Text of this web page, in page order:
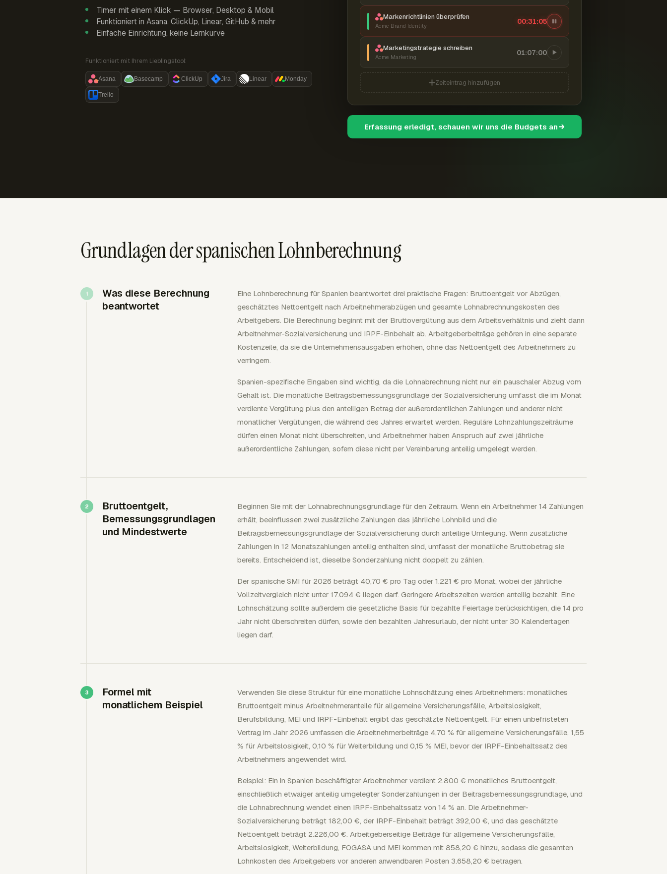
Timer mit einem Klick — Browser, Desktop & Mobil
Funktioniert in Asana, ClickUp, Linear, GitHub & mehr
Einfache Einrichtung, keine Lernkurve
Funktioniert mit Ihrem Lieblingstool:
Asana Basecamp ClickUp Jira Linear Monday
Trello
Markenrichtlinien überprüfen
Acme Brand Identity
00:31:06
Marketingstrategie schreiben
Acme Marketing
01:07:00
Zeiteintrag hinzufügen
Erfassung erledigt, schauen wir uns die Budgets an
Grundlagen der spanischen Lohnberechnung
Was diese Berechnung
beantwortet
Eine Lohnberechnung für Spanien beantwortet drei praktische Fragen: Bruttoentgelt vor Abzügen,
geschätztes Nettoentgelt nach Arbeitnehmerabzügen und gesamte Lohnabrechnungskosten des
Arbeitgebers. Die Berechnung beginnt mit der Bruttovergütung aus dem Arbeitsverhältnis und zieht dann
Arbeitnehmer-Sozialversicherung und IRPF-Einbehalt ab. Arbeitgeberbeiträge gehören in eine separate
Kostenzeile, da sie die Unternehmensausgaben erhöhen, ohne das Nettoentgelt des Arbeitnehmers zu
verringern.
Spanien-spezifische Eingaben sind wichtig, da die Lohnabrechnung nicht nur ein pauschaler Abzug vom
Gehalt ist. Die monatliche Beitragsbemessungsgrundlage der Sozialversicherung umfasst die im Monat
verdiente Vergütung plus den anteiligen Betrag der außerordentlichen Zahlungen und anderer nicht
monatlicher Vergütungen, die während des Jahres erwartet werden. Reguläre Lohnzahlungszeiträume
dürfen einen Monat nicht überschreiten, und Arbeitnehmer haben Anspruch auf zwei jährliche
außerordentliche Zahlungen, sofern diese nicht per Vereinbarung anteilig umgelegt werden.
Bruttoentgelt,
Bemessungsgrundlagen
und Mindestwerte
Beginnen Sie mit der Lohnabrechnungsgrundlage für den Zeitraum. Wenn ein Arbeitnehmer 14 Zahlungen
erhält, beeinflussen zwei zusätzliche Zahlungen das jährliche Lohnbild und die
Beitragsbemessungsgrundlage der Sozialversicherung durch anteilige Umlegung. Wenn zusätzliche
Zahlungen in 12 Monatszahlungen anteilig enthalten sind, umfasst der monatliche Bruttobetrag sie
bereits. Entscheidend ist, dieselbe Sonderzahlung nicht doppelt zu zählen.
Der spanische SMI für 2026 beträgt 40,70 € pro Tag oder 1.221 € pro Monat, wobei der jährliche
Vollzeitvergleich nicht unter 17.094 € liegen darf. Geringere Arbeitszeiten werden anteilig bezahlt. Eine
Lohnschätzung sollte außerdem die gesetzliche Basis für bezahlte Feiertage berücksichtigen, die 14 pro
Jahr nicht überschreiten dürfen, sowie den bezahlten Jahresurlaub, der nicht unter 30 Kalendertagen
liegen darf.
Formel mit
monatlichem Beispiel
Verwenden Sie diese Struktur für eine monatliche Lohnschätzung eines Arbeitnehmers: monatliches
Bruttoentgelt minus Arbeitnehmeranteile für allgemeine Versicherungsfälle, Arbeitslosigkeit,
Berufsbildung, MEI und IRPF-Einbehalt ergibt das geschätzte Nettoentgelt. Für einen unbefristeten
Vertrag im Jahr 2026 umfassen die Arbeitnehmerbeiträge 4,70 % für allgemeine Versicherungsfälle, 1,55
% für Arbeitslosigkeit, 0,10 % für Weiterbildung und 0,15 % MEI, bevor der IRPF-Einbehaltssatz des
Arbeitnehmers angewendet wird.
Beispiel: Ein in Spanien beschäftigter Arbeitnehmer verdient 2.800 € monatliches Bruttoentgelt,
einschließlich etwaiger anteilig umgelegter Sonderzahlungen in der Beitragsbemessungsgrundlage, und
die Lohnabrechnung wendet einen IRPF-Einbehaltssatz von 14 % an. Die Arbeitnehmer-
Sozialversicherung beträgt 182,00 €, der IRPF-Einbehalt beträgt 392,00 €, und das geschätzte
Nettoentgelt beträgt 2.226,00 €. Arbeitgeberseitige Beiträge für allgemeine Versicherungsfälle,
Arbeitslosigkeit, Weiterbildung, FOGASA und MEI kommen mit 858,20 € hinzu, sodass die gesamten
Lohnkosten des Arbeitgebers vor anderen anwendbaren Posten 3.658,20 € betragen.